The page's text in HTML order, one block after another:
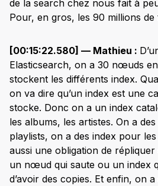
de la search chez nous fait à
Pour, en gros, les 90 millions de
[00:15:22.580] — Mathieu :
Elasticsearch, on a 30 nœuds
stockent les différents index.
on va dire qu’un index est une
stocke. Donc on a un index
les albums, les artistes. On a
playlists, on a des index pour
aussi une obligation de
un nœud qui saute ou un index
d’avoir des copies. Et enfin, on